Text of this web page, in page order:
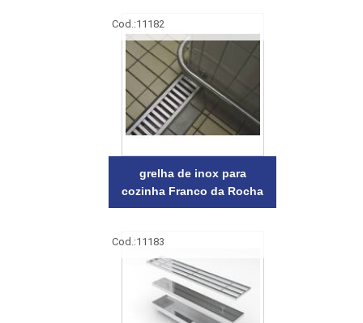
Cod.:11182
grelha de inox para
cozinha Franco da Rocha
Cod.:11183